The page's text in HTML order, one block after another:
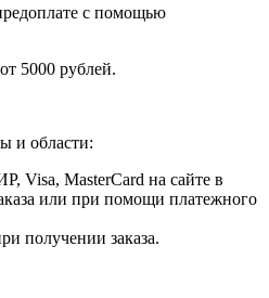
с помощью
5000 рублей.
и области:
Visa, MasterCard на сайте в
или при помощи платежного
получении заказа.